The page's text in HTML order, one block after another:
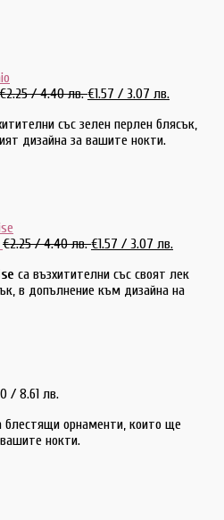
€2.25/ 4.40 лв.€1.57 / 3.07 лв.
със зелен перлен блясък,
дизайна за вашите нокти.
€2.25/ 4.40 лв.€1.57 / 3.07 лв.
са възхитителни със своят лек
в допълнение към дизайна на
/ 8.61 лв.
блестящи орнаменти, които ще
нокти.